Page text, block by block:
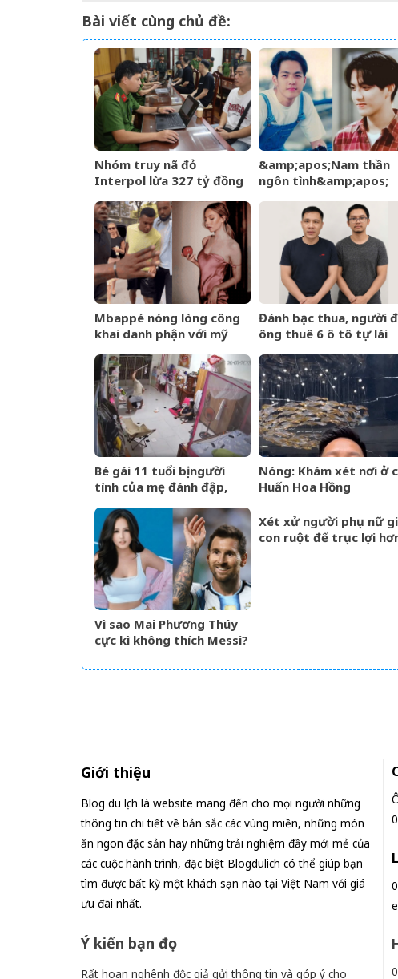
Bài viết cùng chủ đề:
Nhóm truy nã đỏ
Interpol lừa 327 tỷ đồng
Ninh
&amp;apos;Nam thần
ngôn tình&amp;apos;
U60 vẫn như thanh niên
Mbappé nóng lòng công
khai danh phận với mỹ
rồi
Đánh bạc thua, người
ông thuê 6 ô tô tự lái
Bé gái 11 tuổi bị người
tình của mẹ đánh đập,
Nóng: Khám xét nơi ở
Huấn Hoa Hồng
Vì sao Mai Phương Thúy
cực kì không thích Messi?
Xét xử người phụ nữ
con ruột để trục lợi
Giới thiệu
Blog du lịch là website mang đến cho mọi người những
thông tin chi tiết về bản sắc các vùng miền, những món
ăn ngon đặc sản hay những trải nghiệm đầy mới mẻ của
các cuộc hành trình, đặc biệt Blogdulich có thể giúp bạn
tìm được bất kỳ một khách sạn nào tại Việt Nam với giá
ưu đãi nhất.
Ý kiến bạn đọc
Rất hoan nghênh độc giả gửi thông tin và góp ý cho